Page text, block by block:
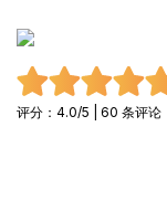
评分：4.0/5 | 60 条评论